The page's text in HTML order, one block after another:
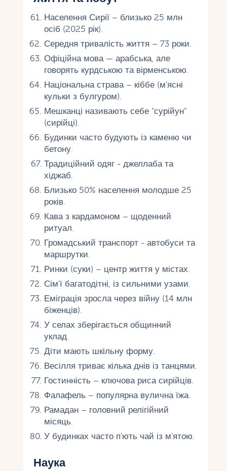
Населення Сирії – близько 25 млн
осіб (2025 рік).
Середня тривалість життя – 73 роки.
Офіційна мова — арабська, але
говорять курдською та вірменською.
Національна страва – кіббе (м'ясні
кульки з булгуром).
Мешканці називають себе "сурійун"
(сирійці).
Будинки часто будують із каменю чи
бетону.
Традиційний одяг - джеллаба та
хіджаб.
Близько 50% населення молодше 25
років.
Кава з кардамоном – щоденний
ритуал.
Громадський транспорт - автобуси та
маршрутки.
Ринки (суки) – центр життя у містах.
Сім'ї багатодітні, із сильними узами.
Еміграція зросла через війну (14 млн
біженців).
У селах зберігається общинний
уклад.
Діти мають шкільну форму.
Весілля триває кілька днів із танцями.
Гостинність – ключова риса сирійців.
Фалафель – популярна вулична їжа.
Рамадан – головний релігійний
місяць.
У будинках часто п'ють чай із м'ятою.
Наука